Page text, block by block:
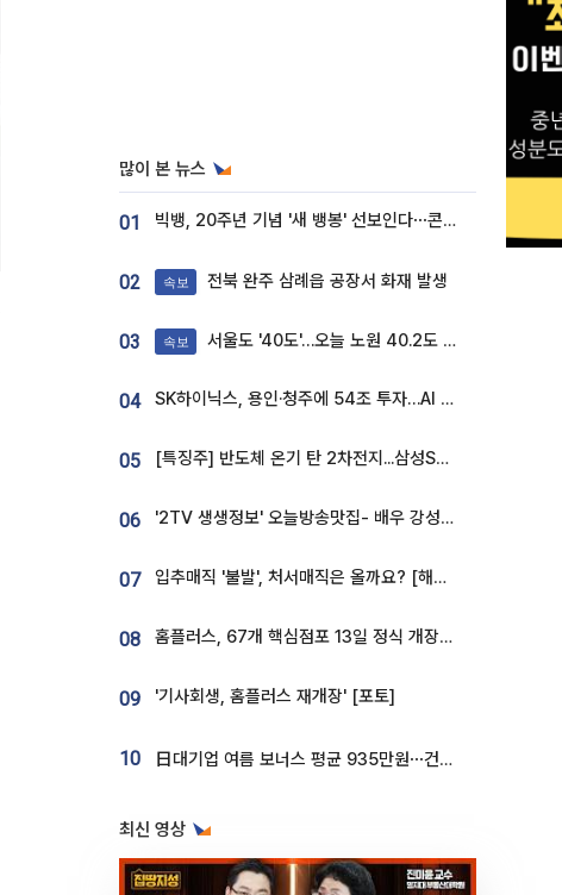
많이 본 뉴스
01 빅뱅, 20주년 기념 '새 뱅봉' 선보인다⋯콘서트 앞두고 팝업 개최
02 속보 전북 완주 삼례읍 공장서 화재 발생
03 속보 서울도 '40도'…오늘 노원 40.2도 기록
04 SK하이닉스, 용인·청주에 54조 투자…AI 메모리 생산기지 키운다
05 [특징주] 반도체 온기 탄 2차전지...삼성SDI, 장 초반 7% 넘게 껑충
06 '2TV 생생정보' 오늘방송맛집- 배우 강성진 단골! 쌀국수ㆍ푸팟퐁 커리 맛집 '블○○○'
07 입추매직 '불발', 처서매직은 올까요? [해시태그]
08 홈플러스, 67개 핵심점포 13일 정식 개장…영업 재개 속도
09 '기사회생, 홈플러스 재개장' [포토]
10 日대기업 여름 보너스 평균 935만원⋯건설회사 1800만 넘어
최신 영상